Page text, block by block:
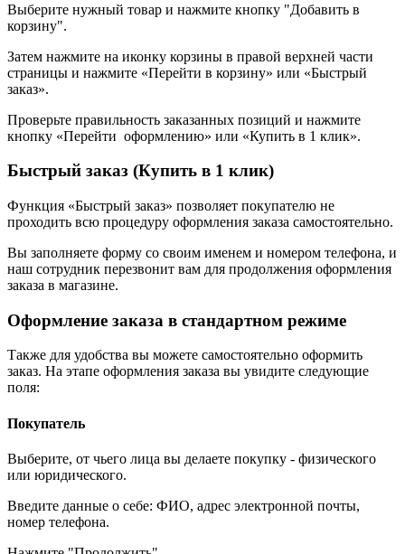
Выберите нужный товар и нажмите кнопку "Добавить в
корзину".
Затем нажмите на иконку корзины в правой верхней части
страницы и нажмите «Перейти в корзину» или «Быстрый
заказ».
Проверьте правильность заказанных позиций и нажмите
кнопку «Перейти оформлению» или «Купить в 1 клик».
Быстрый заказ (Купить в 1 клик)
Функция «Быстрый заказ» позволяет покупателю не
проходить всю процедуру оформления заказа самостоятельно.
Вы заполняете форму со своим именем и номером телефона, и
наш сотрудник перезвонит вам для продолжения оформления
заказа в магазине.
Оформление заказа в стандартном режиме
Также для удобства вы можете самостоятельно оформить
заказ. На этапе оформления заказа вы увидите следующие
поля:
Покупатель
Выберите, от чьего лица вы делаете покупку - физического
или юридического.
Введите данные о себе: ФИО, адрес электронной почты,
номер телефона.